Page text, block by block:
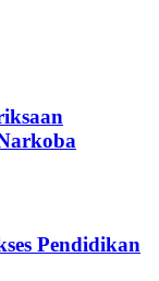
Pendidikan